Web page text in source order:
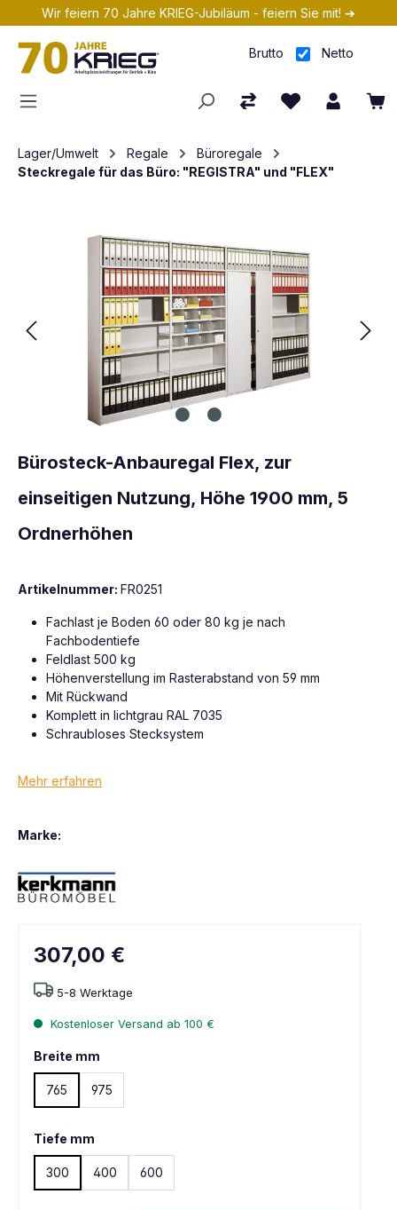
Zum Hauptinhalt springen
Wir feiern 70 Jahre KRIEG-Jubiläum - feiern Sie mit! ➔
Brutto Netto
Lager/Umwelt Regale
Büroregale
Steckregale für das Büro: "REGISTRA" und "FLEX"
Bürosteck-Anbauregal Flex, zur
einseitigen Nutzung, Höhe 1900 mm, 5
Ordnerhöhen
Artikelnummer: FR0251
Fachlast je Boden 60 oder 80 kg je nach
Fachbodentiefe
Feldlast 500 kg
Höhenverstellung im Rasterabstand von 59 mm
Mit Rückwand
Komplett in lichtgrau RAL 7035
Schraubloses Stecksystem
Mehr erfahren
Marke:
307,00 €
5-8 Werktage
Kostenloser Versand ab 100 €
Breite mm
765 975
Tiefe mm
300 400 600